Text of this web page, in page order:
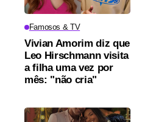
Famosos & TV
Vivian Amorim diz que
Leo Hirschmann visita
a filha uma vez por
mês: "não cria"